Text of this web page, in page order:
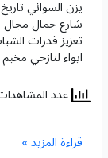
شارع جمال مجال
تعزيز قدرات
ايواء لنازحي
عدد
قراءة المزيد »